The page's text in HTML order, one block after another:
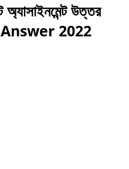
অ্যাসাইনমেন্ট উত্তর
2022